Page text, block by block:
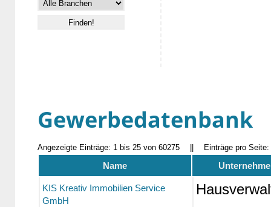
Gewerbedatenbank
Angezeigte Einträge: 1 bis 25 von 60275 Einträge pro Seite:
Name
KIS Kreativ Immobilien Service
GmbH